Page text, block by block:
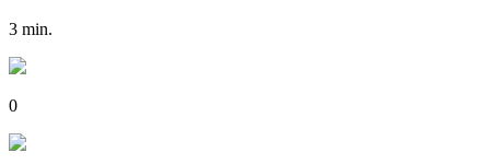
3 min.
0